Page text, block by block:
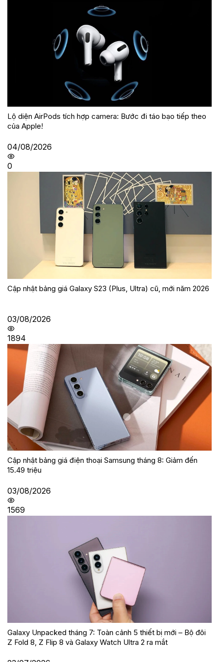
Lộ diện AirPods tích hợp camera: Bước đi táo bạo tiếp theo
của Apple!
04/08/2026
0
Cập nhật bảng giá Galaxy S23 (Plus, Ultra) cũ, mới năm 2026
03/08/2026
1894
Cập nhật bảng giá điện thoại Samsung tháng 8: Giảm đến
15.49 triệu
03/08/2026
1569
Galaxy Unpacked tháng 7: Toàn cảnh 5 thiết bị mới – Bộ đôi
Z Fold 8, Z Flip 8 và Galaxy Watch Ultra 2 ra mắt